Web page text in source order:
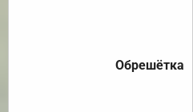
Обрешётка